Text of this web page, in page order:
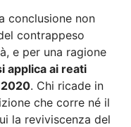
conclusione non
contrappeso
e per una ragione
applica ai reati
2020. Chi ricade in
che corre né il
la reviviscenza del